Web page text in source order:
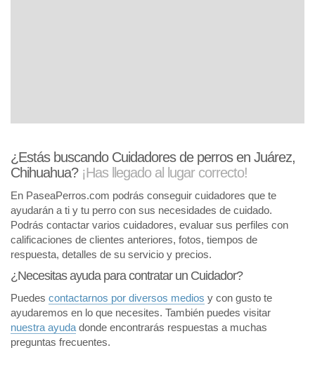
¿Estás buscando Cuidadores de perros en Juárez,
Chihuahua? ¡Has llegado al lugar correcto!
En PaseaPerros.com podrás conseguir cuidadores que te
ayudarán a ti y tu perro con sus necesidades de cuidado.
Podrás contactar varios cuidadores, evaluar sus perfiles con
calificaciones de clientes anteriores, fotos, tiempos de
respuesta, detalles de su servicio y precios.
¿Necesitas ayuda para contratar un Cuidador?
Puedes contactarnos por diversos medios y con gusto te
ayudaremos en lo que necesites. También puedes visitar
nuestra ayuda donde encontrarás respuestas a muchas
preguntas frecuentes.